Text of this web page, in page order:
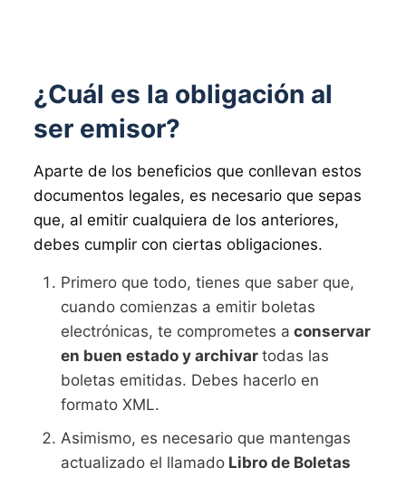
¿Cuál es la obligación al
ser emisor?
Aparte de los beneficios que conllevan estos
documentos legales, es necesario que sepas
que, al emitir cualquiera de los anteriores,
debes cumplir con ciertas obligaciones.
Primero que todo, tienes que saber que,
cuando comienzas a emitir boletas
electrónicas, te comprometes a conservar
en buen estado y archivar todas las
boletas emitidas. Debes hacerlo en
formato XML.
Asimismo, es necesario que mantengas
actualizado el llamadoLibro de Boletas